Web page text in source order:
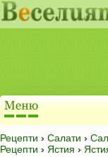
Рецепти › Салати ›
Рецепти › Ястия ›